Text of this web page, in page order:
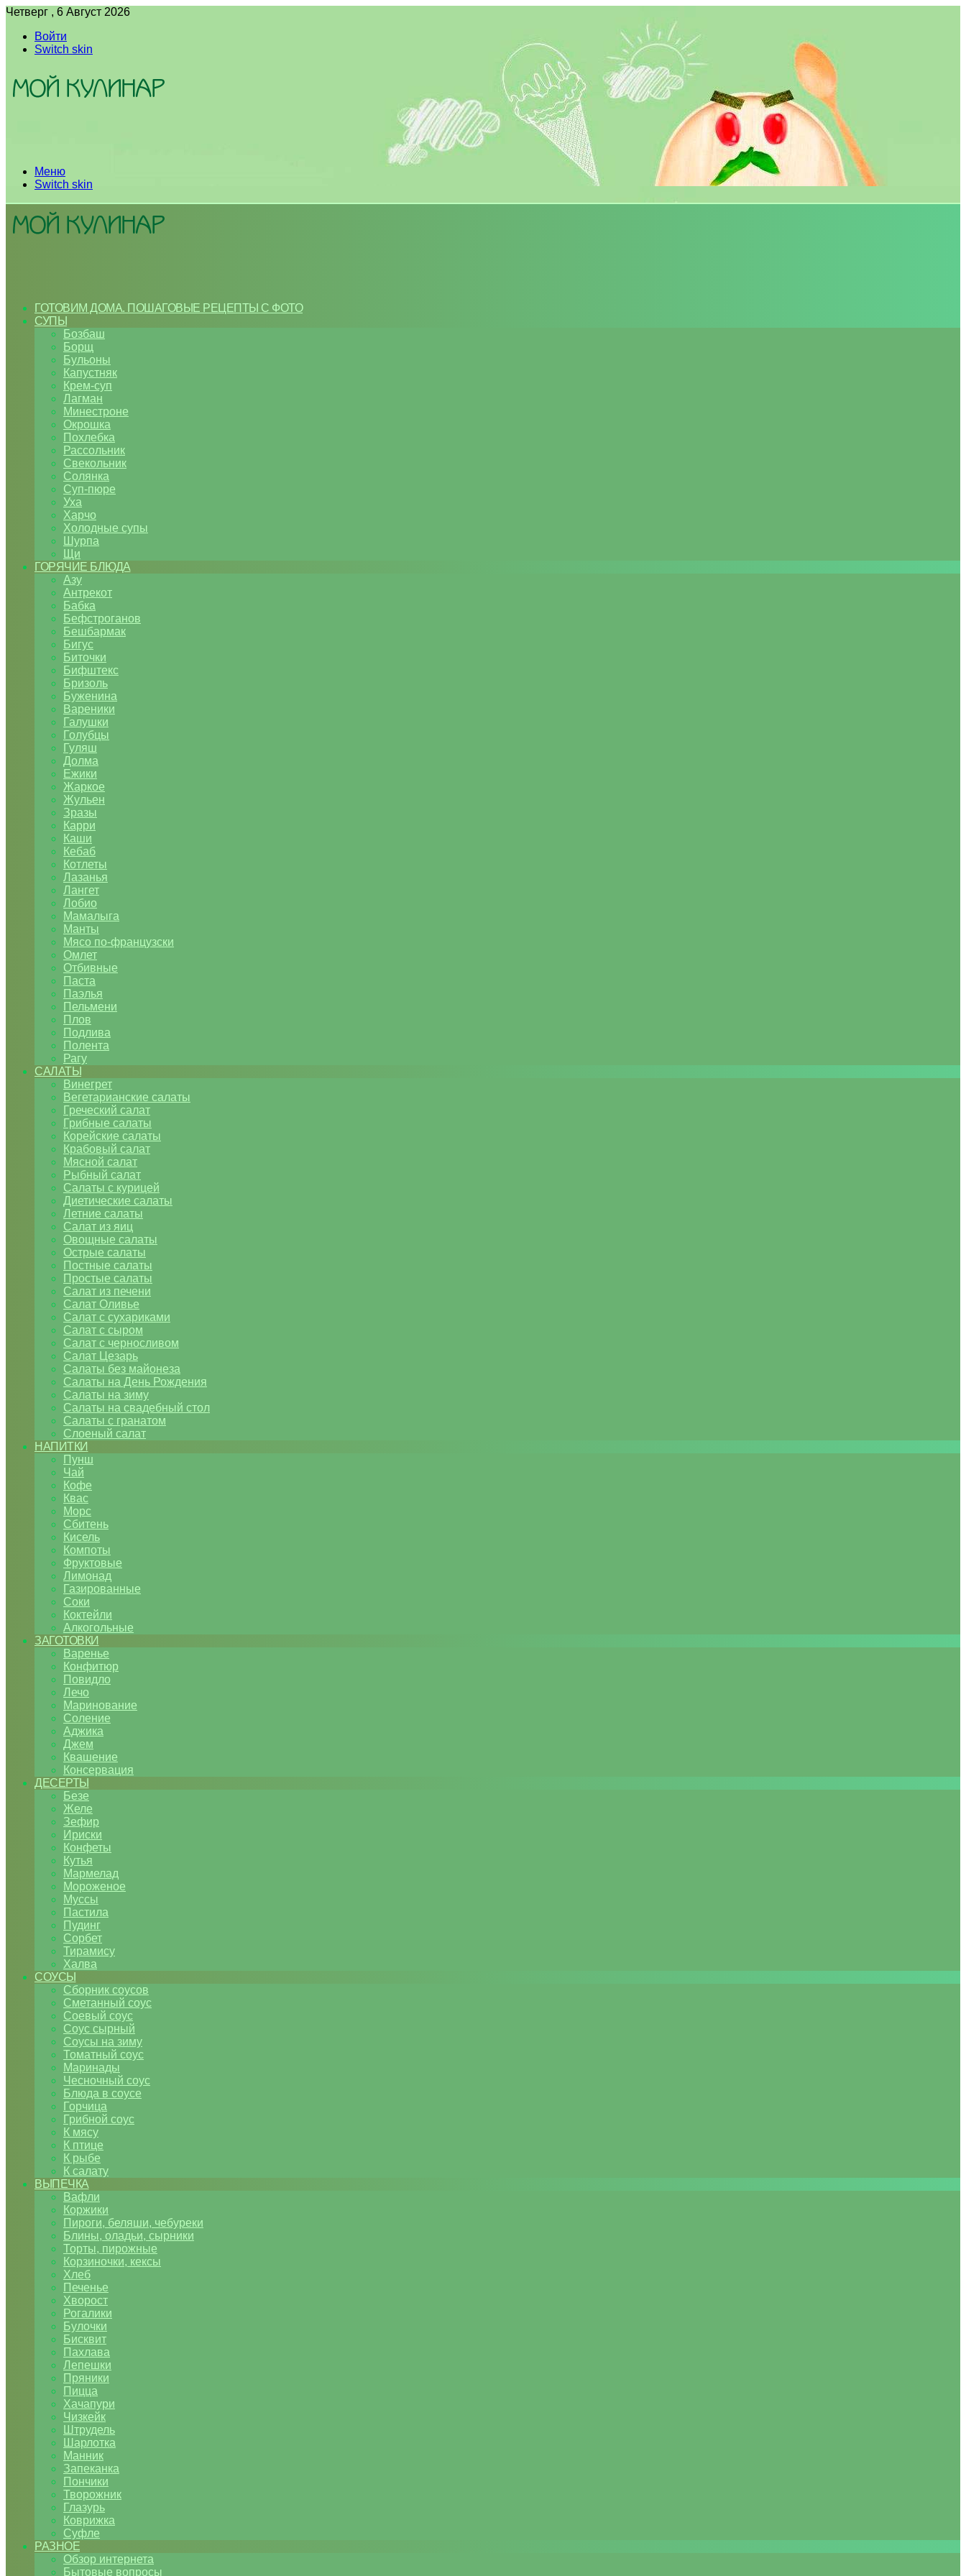
Четверг , 6 Август 2026
Войти
Switch skin
Меню
Switch skin
ГОТОВИМ ДОМА. ПОШАГОВЫЕ РЕЦЕПТЫ С ФОТО
СУПЫ
Бозбаш
Борщ
Бульоны
Капустняк
Крем-суп
Лагман
Минестроне
Окрошка
Похлебка
Рассольник
Свекольник
Солянка
Суп-пюре
Уха
Харчо
Холодные супы
Шурпа
Щи
ГОРЯЧИЕ БЛЮДА
Азу
Антрекот
Бабка
Бефстроганов
Бешбармак
Бигус
Биточки
Бифштекс
Бризоль
Буженина
Вареники
Галушки
Голубцы
Гуляш
Долма
Ежики
Жаркое
Жульен
Зразы
Карри
Каши
Кебаб
Котлеты
Лазанья
Лангет
Лобио
Мамалыга
Манты
Мясо по-французски
Омлет
Отбивные
Паста
Паэлья
Пельмени
Плов
Подлива
Полента
Рагу
САЛАТЫ
Винегрет
Вегетарианские салаты
Греческий салат
Грибные салаты
Корейские салаты
Крабовый салат
Мясной салат
Рыбный салат
Салаты с курицей
Диетические салаты
Летние салаты
Салат из яиц
Овощные салаты
Острые салаты
Постные салаты
Простые салаты
Салат из печени
Салат Оливье
Салат с сухариками
Салат с сыром
Салат с черносливом
Салат Цезарь
Салаты без майонеза
Салаты на День Рождения
Салаты на зиму
Салаты на свадебный стол
Салаты с гранатом
Слоеный салат
НАПИТКИ
Пунш
Чай
Кофе
Квас
Морс
Сбитень
Кисель
Компоты
Фруктовые
Лимонад
Газированные
Соки
Коктейли
Алкогольные
ЗАГОТОВКИ
Варенье
Конфитюр
Повидло
Лечо
Маринование
Соление
Аджика
Джем
Квашение
Консервация
ДЕСЕРТЫ
Безе
Желе
Зефир
Ириски
Конфеты
Кутья
Мармелад
Мороженое
Муссы
Пастила
Пудинг
Сорбет
Тирамису
Халва
СОУСЫ
Сборник соусов
Сметанный соус
Соевый соус
Соус сырный
Соусы на зиму
Томатный соус
Маринады
Чесночный соус
Блюда в соусе
Горчица
Грибной соус
К мясу
К птице
К рыбе
К салату
ВЫПЕЧКА
Вафли
Коржики
Пироги, беляши, чебуреки
Блины, оладьи, сырники
Торты, пирожные
Корзиночки, кексы
Хлеб
Печенье
Хворост
Рогалики
Булочки
Бисквит
Пахлава
Лепешки
Пряники
Пицца
Хачапури
Чизкейк
Штрудель
Шарлотка
Манник
Запеканка
Пончики
Творожник
Глазурь
Коврижка
Суфле
РАЗНОЕ
Обзор интернета
Бытовые вопросы